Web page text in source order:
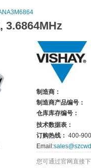
3.6864MHz
制造商：
制造商产品编号：
仓库库存编号：
技术数据表：
订购热线： 400-
Email:
您可通过官网直接